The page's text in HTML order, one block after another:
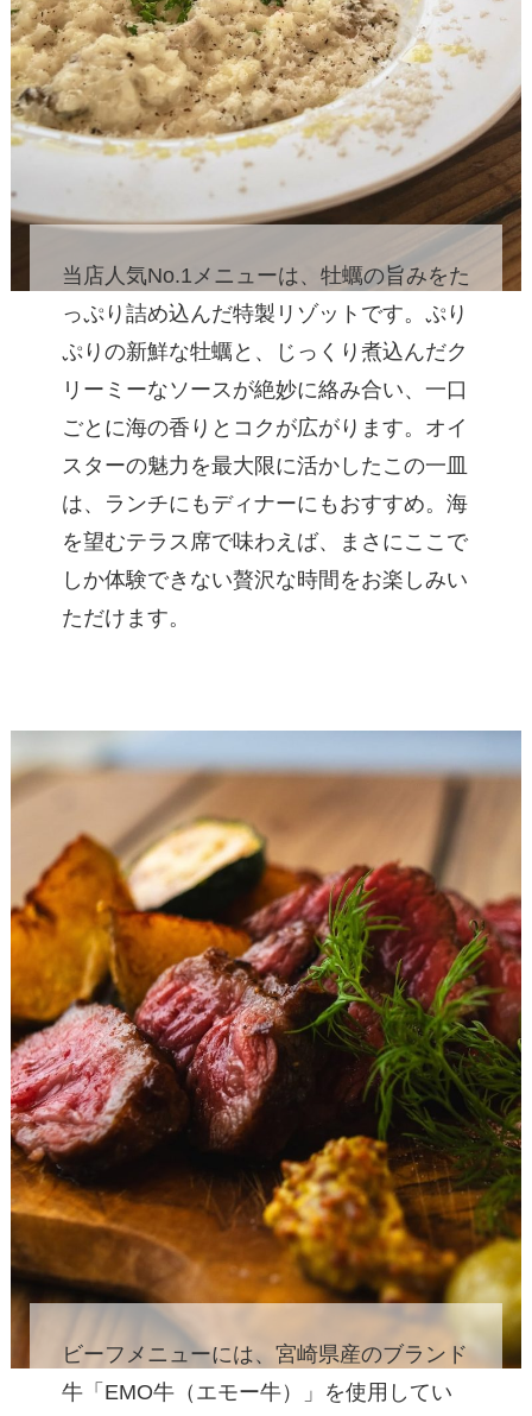
当店人気No.1メニューは、牡蠣の旨みをた
っぷり詰め込んだ特製リゾットです。ぷり
ぷりの新鮮な牡蠣と、じっくり煮込んだク
リーミーなソースが絶妙に絡み合い、一口
ごとに海の香りとコクが広がります。オイ
スターの魅力を最大限に活かしたこの一皿
は、ランチにもディナーにもおすすめ。海
を望むテラス席で味わえば、まさにここで
しか体験できない贅沢な時間をお楽しみい
ただけます。
ビーフメニューには、宮崎県産のブランド
牛「EMO牛（エモー牛）」を使用してい